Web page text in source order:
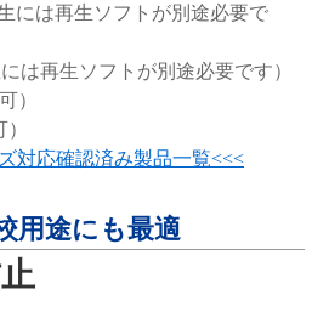
には再生ソフトが別途必要で
は再生ソフトが別途必要です）
）
対応確認済み製品一覧<<<
用途にも最適